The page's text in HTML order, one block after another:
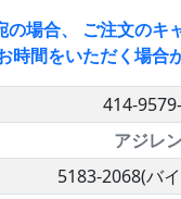
場合、 ご注文のキ
時間をいただく場合
414-
アジレ
5183-2068(バ